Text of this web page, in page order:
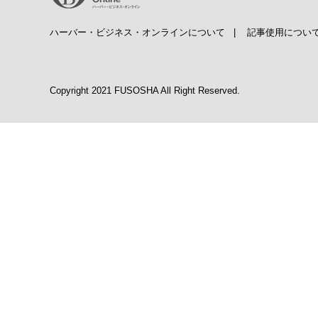
ハーバー・ビジネス・オンラインについて 記事使用につい
Copyright 2021 FUSOSHA All Right Reserved.